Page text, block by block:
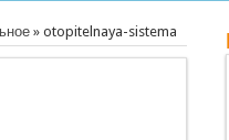
» otopitelnaya-sistema